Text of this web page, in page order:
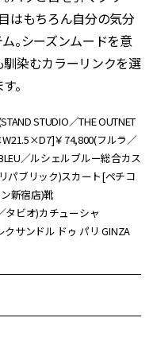
はもちろん自分の気分
。シーズンムードを意
染むカラーリンクを選
。
STUDIO／THE OUTNET
￥74,800(フルラ／
／ルシェルブルー総合カス
パブリック)スカート[ペチコ
新宿店)靴
タビオ)カチューシャ
サンドル ドゥ パリ GINZA